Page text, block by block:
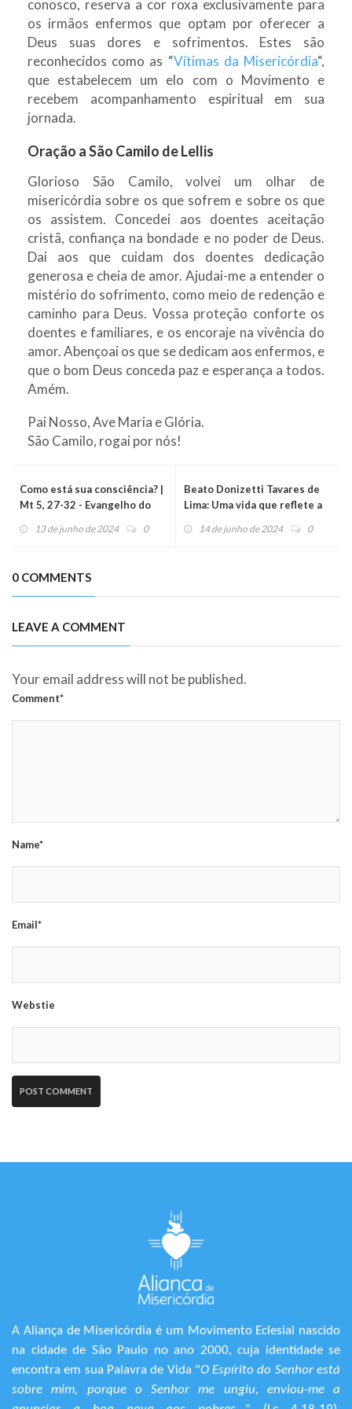
conosco, reserva a cor roxa exclusivamente para
os irmãos enfermos que optam por oferecer a
Deus suas dores e sofrimentos. Estes são
reconhecidos como as “Vítimas da Misericórdia“,
que estabelecem um elo com o Movimento e
recebem acompanhamento espiritual em sua
jornada.
Oração a São Camilo de Lellis
Glorioso São Camilo, volvei um olhar de
misericórdia sobre os que sofrem e sobre os que
os assistem. Concedei aos doentes aceitação
cristã, confiança na bondade e no poder de Deus.
Dai aos que cuidam dos doentes dedicação
generosa e cheia de amor. Ajudai-me a entender o
mistério do sofrimento, como meio de redenção e
caminho para Deus. Vossa proteção conforte os
doentes e familiares, e os encoraje na vivência do
amor. Abençoai os que se dedicam aos enfermos, e
que o bom Deus conceda paz e esperança a todos.
Amém.
Pai Nosso, Ave Maria e Glória.
São Camilo, rogai por nós!
Como está sua consciência? |
Mt 5, 27-32 - Evangelho do
13 de junho de 2024 0
Beato Donizetti Tavares de
Lima: Uma vida que reflete a
14 de junho de 2024 0
0 COMMENTS
LEAVE A COMMENT
Your email address will not be published.
Comment*
Name*
Email*
Webstie
A Aliança de Misericórdia é um Movimento Eclesial nascido
na cidade de São Paulo no ano 2000, cuja identidade se
encontra em sua Palavra de Vida "O Espírito do Senhor está
sobre mim, porque o Senhor me ungiu, enviou-me a